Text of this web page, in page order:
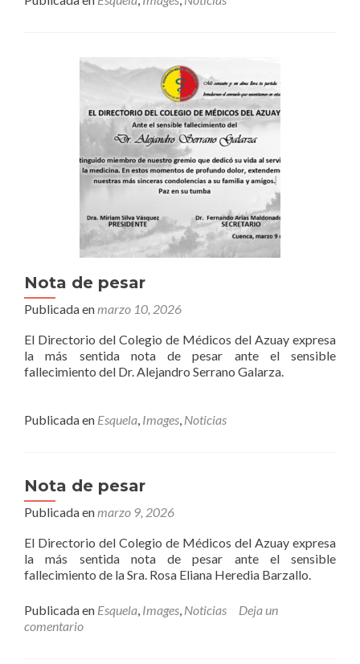
Nota de pesar
Publicada enmarzo 10, 2026
El Directorio del Colegio de Médicos del Azuay expresa
la más sentida nota de pesar ante el sensible
fallecimiento del Dr. Alejandro Serrano Galarza.
Publicada en Esquela, Images, Noticias
Nota de pesar
Publicada enmarzo 9, 2026
El Directorio del Colegio de Médicos del Azuay expresa
la más sentida nota de pesar ante el sensible
fallecimiento de la Sra. Rosa Eliana Heredia Barzallo.
Publicada en Esquela, Images, Noticias
Deja un
comentario